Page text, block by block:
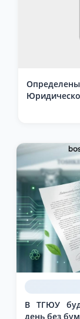
В ТГЮУ
день без